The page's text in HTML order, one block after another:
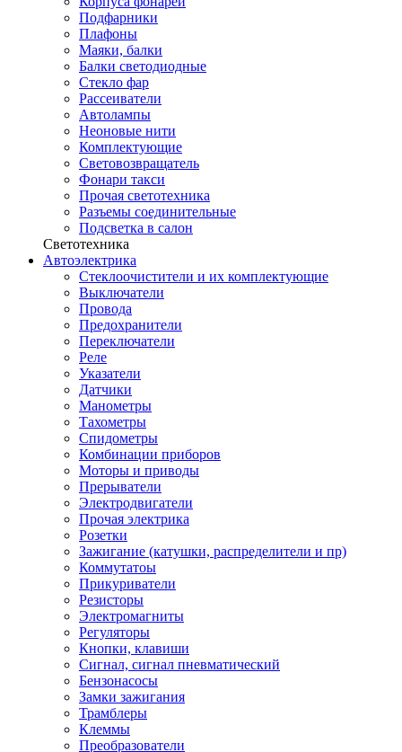
Подфарники
Плафоны
Маяки, балки
Балки светодиодные
Стекло фар
Рассеиватели
Автолампы
Неоновые нити
Комплектующие
Световозвращатель
Фонари такси
Прочая светотехника
Разъемы соединительные
Подсветка в салон
Светотехника
Автоэлектрика
Стеклоочистители и их комплектующие
Выключатели
Провода
Предохранители
Переключатели
Реле
Указатели
Датчики
Манометры
Тахометры
Спидометры
Комбинации приборов
Моторы и приводы
Прерыватели
Электродвигатели
Прочая электрика
Розетки
Зажигание (катушки, распределители и пр)
Коммутатоы
Прикуриватели
Резисторы
Электромагниты
Регуляторы
Кнопки, клавиши
Сигнал, сигнал пневматический
Бензонасосы
Замки зажигания
Трамблеры
Клеммы
Преобразователи